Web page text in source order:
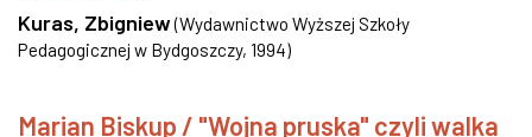
Kuras, Zbigniew(Wydawnictwo Wyższej Szkoły
Pedagogicznej w Bydgoszczy, 1994)
Marian Biskup / "Wojna pruska" czyli walka